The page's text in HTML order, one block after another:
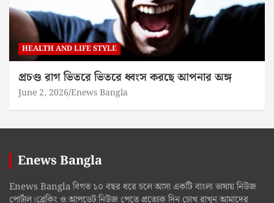
HEALTH AND LIFE STYLE
প্রচণ্ড রাগ ভিতরে ভিতরে ধ্বংস করছে আপনার অঙ্গ
June 2, 2026 Enews Bangla
Enews Bangla
Enews Bangla বিগত ১০ বছর ধরে চলে আসা একটি বাংলা ভাষায় নিউজ
পোর্টাল।ব্রেকিং ও আপডেট নিউজ পেতে প্রত্যেক দিন চোখ রাখুন আমাদের